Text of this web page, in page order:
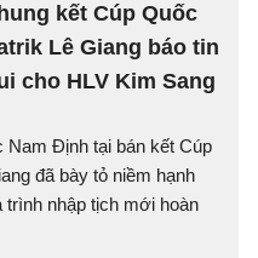
kết Cúp Quốc
Lê Giang báo tin
cho HLV Kim Sang
Định tại bán kết Cúp
đã bày tỏ niềm hạnh
trình nhập tịch mới hoàn